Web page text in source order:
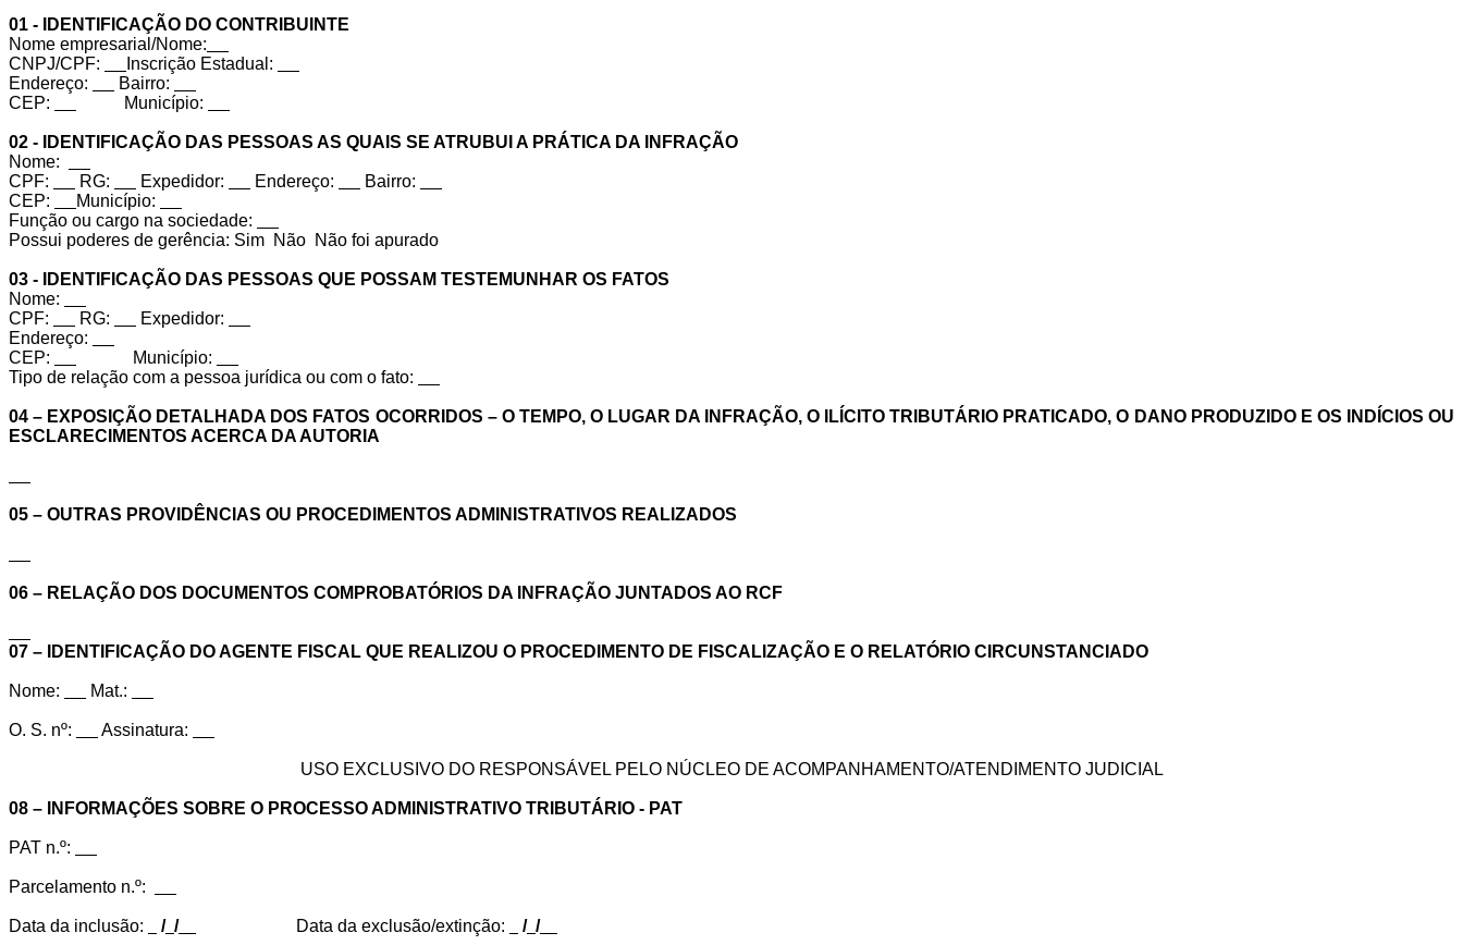
01 - IDENTIFICAÇÃO DO CONTRIBUINTE
Nome empresarial/Nome:
CNPJ/CPF:
Inscrição Estadual:
Endereço:
Bairro:
CEP:
Município:
02 - IDENTIFICAÇÃO DAS PESSOAS AS QUAIS SE ATRUBUI A PRÁTICA DA INFRAÇÃO
Nome:
CPF:
RG: Expedidor: Endereço:
Bairro:
CEP:
Município:
Função ou cargo na sociedade:
Possui poderes de gerência: Sim Não Não foi apurado
03 - IDENTIFICAÇÃO DAS PESSOAS QUE POSSAM TESTEMUNHAR OS FATOS
Nome:
CPF:
RG:
Expedidor:
Endereço:
CEP:
Município:
Tipo de relação com a pessoa jurídica ou com o fato:
04 – EXPOSIÇÃO DETALHADA DOS FATOS OCORRIDOS – O TEMPO, O LUGAR DA INFRAÇÃO, O ILÍCITO TRIBUTÁRIO PRATICADO, O DANO PRODUZIDO E OS INDÍCIOS OU
ESCLARECIMENTOS ACERCA DA AUTORIA
05 – OUTRAS PROVIDÊNCIAS OU PROCEDIMENTOS ADMINISTRATIVOS REALIZADOS
06 – RELAÇÃO DOS DOCUMENTOS COMPROBATÓRIOS DA INFRAÇÃO JUNTADOS AO RCF
07 – IDENTIFICAÇÃO DO AGENTE FISCAL QUE REALIZOU O PROCEDIMENTO DE FISCALIZAÇÃO E O RELATÓRIO CIRCUNSTANCIADO
Nome: Mat.:
O. S. nº: Assinatura:
USO EXCLUSIVO DO RESPONSÁVEL PELO NÚCLEO DE ACOMPANHAMENTO/ATENDIMENTO JUDICIAL
08 – INFORMAÇÕES SOBRE O PROCESSO ADMINISTRATIVO TRIBUTÁRIO - PAT
PAT n.º:
Parcelamento n.º:
Data da inclusão: / / Data da exclusão/extinção: / /